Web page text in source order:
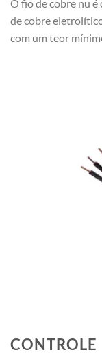
O fio de cobre nu
de cobre
com um teor
CONTROLE